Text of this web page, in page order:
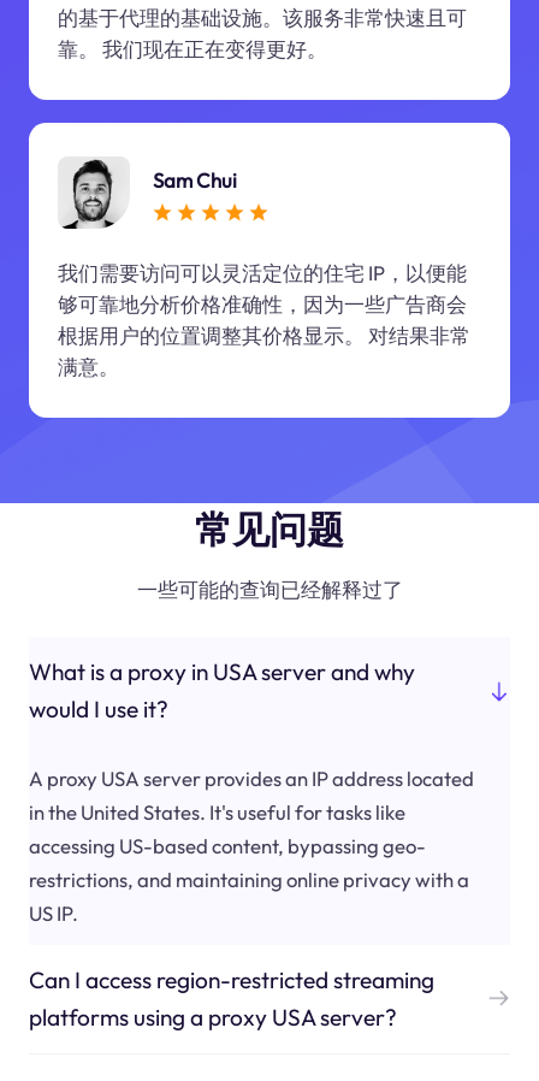
的基于代理的基础设施。该服务非常快速且可
靠。 我们现在正在变得更好。
Sam Chui
我们需要访问可以灵活定位的住宅 IP，以便能
够可靠地分析价格准确性，因为一些广告商会
根据用户的位置调整其价格显示。 对结果非常
满意。
常见问题
一些可能的查询已经解释过了
What is a proxy in USA server and why
would I use it?
A proxy USA server provides an IP address located
in the United States. It's useful for tasks like
accessing US-based content, bypassing geo-
restrictions, and maintaining online privacy with a
US IP.
Can I access region-restricted streaming
platforms using a proxy USA server?